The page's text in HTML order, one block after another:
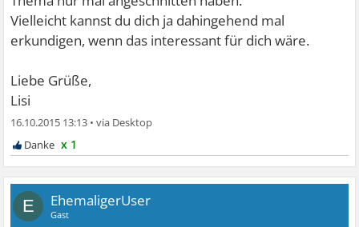
Vielleicht kannst du dich ja dahingehend mal
erkundigen, wenn das interessant für dich wäre.
Liebe Grüße,
Lisi
16.10.2015 13:13 •
x 1
E EhemaligerUser
Gast